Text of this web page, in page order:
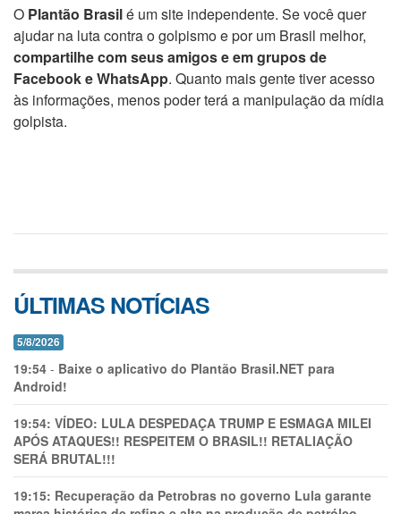
O Plantão Brasilé um site independente. Se você quer
ajudar na luta contra o golpismo e por um Brasil melhor,
compartilhe com seus amigos e em grupos de
Facebook e WhatsApp. Quanto mais gente tiver acesso
às informações, menos poder terá a manipulação da mídia
golpista.
ÚLTIMAS NOTÍCIAS
5/8/2026
19:54 - Baixe o aplicativo do Plantão Brasil.NET para
Android!
19:54: VÍDEO: LULA DESPEDAÇA TRUMP E ESMAGA MILEI
APÓS ATAQUES!! RESPEITEM O BRASIL!! RETALIAÇÃO
SERÁ BRUTAL!!!
19:15: Recuperação da Petrobras no governo Lula garante